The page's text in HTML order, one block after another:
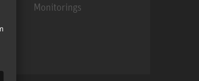
Monitorings